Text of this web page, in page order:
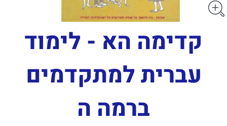
קדימה הא - לימוד
עברית למתקדמים
ברמה ה